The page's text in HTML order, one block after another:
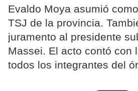
Evaldo Moya asumió
TSJ de la provincia.
juramento al presidente
Massei. El acto contó con
todos los integrantes del